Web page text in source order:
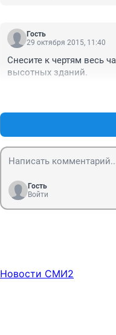
Гость
29 октября 2015, 11:40
Снесите к чертям весь
высотных зданий.
Гость
Войти
Новости СМИ2